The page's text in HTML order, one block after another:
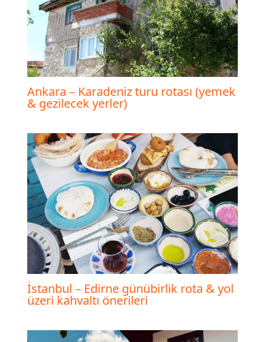
Ankara – Karadeniz turu rotası (yemek
& gezilecek yerler)
İstanbul – Edirne günübirlik rota & yol
üzeri kahvaltı önerileri